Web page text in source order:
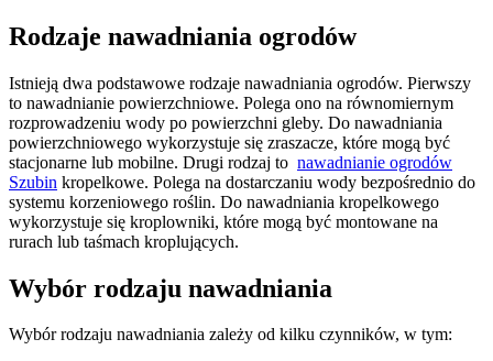
Rodzaje nawadniania ogrodów
Istnieją dwa podstawowe rodzaje nawadniania ogrodów. Pierwszy
to nawadnianie powierzchniowe. Polega ono na równomiernym
rozprowadzeniu wody po powierzchni gleby. Do nawadniania
powierzchniowego wykorzystuje się zraszacze, które mogą być
stacjonarne lub mobilne. Drugi rodzaj to nawadnianie ogrodów
Szubin kropelkowe. Polega na dostarczaniu wody bezpośrednio do
systemu korzeniowego roślin. Do nawadniania kropelkowego
wykorzystuje się kroplowniki, które mogą być montowane na
rurach lub taśmach kroplujących.
Wybór rodzaju nawadniania
Wybór rodzaju nawadniania zależy od kilku czynników, w tym: